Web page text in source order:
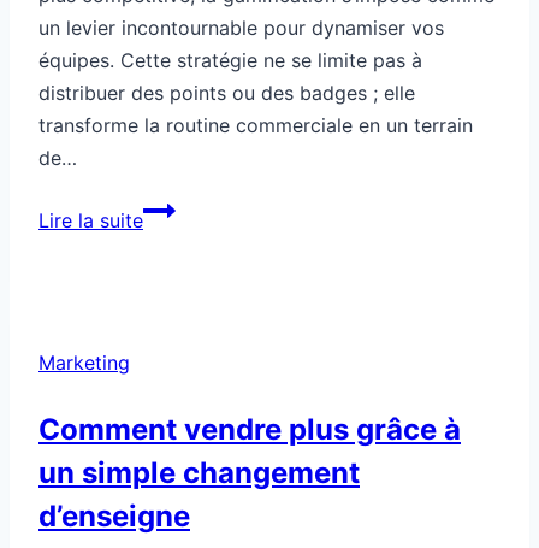
un levier incontournable pour dynamiser vos
équipes. Cette stratégie ne se limite pas à
distribuer des points ou des badges ; elle
transforme la routine commerciale en un terrain
de…
Lire la suiteComment
Marketing
Comment vendre plus grâce à
un simple changement
d’enseigne